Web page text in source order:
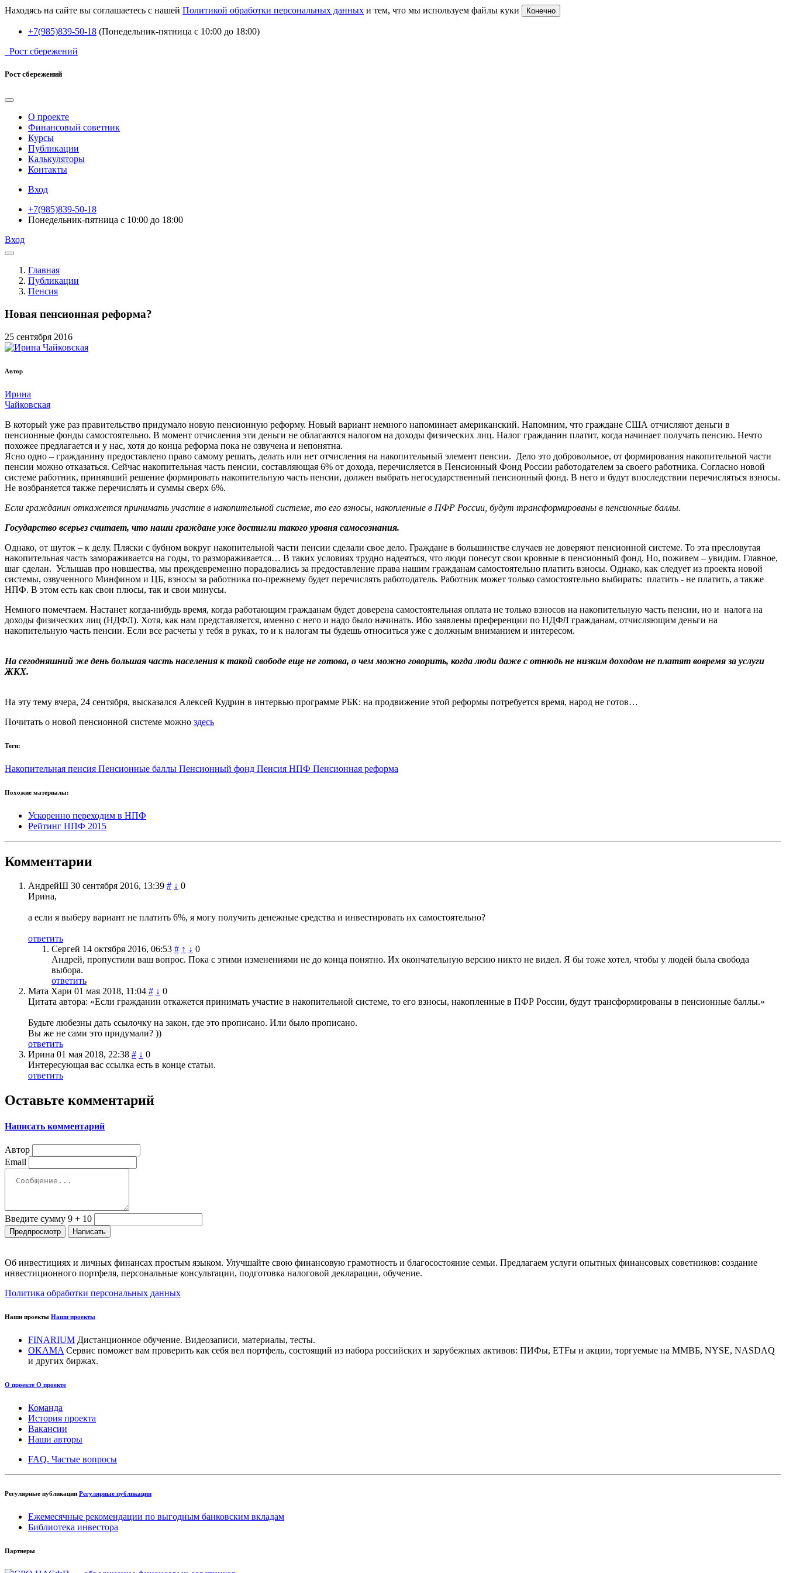
Находясь на сайте вы соглашаетесь с нашей Политикой обработки персональных данных и тем, что мы используем файлы куки Конечно
+7(985)839-50-18 (Понедельник-пятница с 10:00 до 18:00)
Рост сбережений
Рост сбережений
О проекте
Финансовый советник
Курсы
Публикации
Калькуляторы
Контакты
Вход
+7(985)839-50-18
Понедельник-пятница с 10:00 до 18:00
Вход
Главная
Публикации
Пенсия
Новая пенсионная реформа?
25 сентября 2016
Автор
Ирина
Чайковская
В который уже раз правительство придумало новую пенсионную реформу. Новый вариант немного напоминает американский. Напомним, что граждане США отчисляют деньги в
пенсионные фонды самостоятельно. В момент отчисления эти деньги не облагаются налогом на доходы физических лиц. Налог гражданин платит, когда начинает получать пенсию. Нечто
похожее предлагается и у нас, хотя до конца реформа пока не озвучена и непонятна.
Ясно одно – гражданину предоставлено право самому решать, делать или нет отчисления на накопительный элемент пенсии. Дело это добровольное, от формирования накопительной части
пенсии можно отказаться. Сейчас накопительная часть пенсии, составляющая 6% от дохода, перечисляется в Пенсионный Фонд России работодателем за своего работника. Согласно новой
системе работник, принявший решение формировать накопительную часть пенсии, должен выбрать негосударственный пенсионный фонд. В него и будут впоследствии перечисляться взносы.
Не возбраняется также перечислять и суммы сверх 6%.
Если гражданин откажется принимать участие в накопительной системе, то его взносы, накопленные в ПФР России, будут трансформированы в пенсионные баллы.
Государство всерьез считает, что наши граждане уже достигли такого уровня самосознания.
Однако, от шуток – к делу. Пляски с бубном вокруг накопительной части пенсии сделали свое дело. Граждане в большинстве случаев не доверяют пенсионной системе. То эта пресловутая
накопительная часть замораживается на годы, то размораживается… В таких условиях трудно надеяться, что люди понесут свои кровные в пенсионный фонд. Но, поживем – увидим. Главное,
шаг сделан. Услышав про новшества, мы преждевременно порадовались за предоставление права нашим гражданам самостоятельно платить взносы. Однако, как следует из проекта новой
системы, озвученного Минфином и ЦБ, взносы за работника по-прежнему будет перечислять работодатель. Работник может только самостоятельно выбирать: платить - не платить, а также
НПФ. В этом есть как свои плюсы, так и свои минусы.
Немного помечтаем. Настанет когда-нибудь время, когда работающим гражданам будет доверена самостоятельная оплата не только взносов на накопительную часть пенсии, но и налога на
доходы физических лиц (НДФЛ). Хотя, как нам представляется, именно с него и надо было начинать. Ибо заявлены преференции по НДФЛ гражданам, отчисляющим деньги на
накопительную часть пенсии. Если все расчеты у тебя в руках, то и к налогам ты будешь относиться уже с должным вниманием и интересом.
На сегодняшний же день большая часть населения к такой свободе еще не готова, о чем можно говорить, когда люди даже с отнюдь не низким доходом не платят вовремя за услуги
ЖКХ.
На эту тему вчера, 24 сентября, высказался Алексей Кудрин в интервью программе РБК: на продвижение этой реформы потребуется время, народ не готов…
Почитать о новой пенсионной системе можно здесь
Теги:
Накопительная пенсия Пенсионные баллы Пенсионный фонд Пенсия НПФ Пенсионная реформа
Похожие материалы:
Ускоренно переходим в НПФ
Рейтинг НПФ 2015
Комментарии
АндрейШ 30 сентября 2016, 13:39 # ↓ 0
Ирина,
а если я выберу вариант не платить 6%, я могу получить денежные средства и инвестировать их самостоятельно?
ответить
Сергей 14 октября 2016, 06:53 # ↑ ↓ 0
Андрей, пропустили ваш вопрос. Пока с этими изменениями не до конца понятно. Их окончательную версию никто не видел. Я бы тоже хотел, чтобы у людей была свобода
выбора.
ответить
Мата Хари 01 мая 2018, 11:04 # ↓ 0
Цитата автора: «Если гражданин откажется принимать участие в накопительной системе, то его взносы, накопленные в ПФР России, будут трансформированы в пенсионные баллы.»
Будьте любезны дать ссылочку на закон, где это прописано. Или было прописано.
Вы же не сами это придумали? ))
ответить
Ирина 01 мая 2018, 22:38 # ↓ 0
Интересующая вас ссылка есть в конце статьи.
ответить
Оставьте комментарий
Написать комментарий
Автор
Email
Введите сумму 9 + 10
Об инвестициях и личных финансах простым языком. Улучшайте свою финансовую грамотность и благосостояние семьи. Предлагаем услуги опытных финансовых советников: создание
инвестиционного портфеля, персональные консультации, подготовка налоговой декларации, обучение.
Политика обработки персональных данных
Наши проекты Наши проекты
FINARIUM Дистанционное обучение. Видеозаписи, материалы, тесты.
OKAMA Сервис поможет вам проверить как себя вел портфель, состоящий из набора российских и зарубежных активов: ПИФы, ETFы и акции, торгуемые на ММВБ, NYSE, NASDAQ
и других биржах.
О проекте О проекте
Команда
История проекта
Вакансии
Наши авторы
FAQ. Частые вопросы
Регулярные публикации Регулярные публикации
Ежемесячные рекомендации по выгодным банковским вкладам
Библиотека инвестора
Партнеры